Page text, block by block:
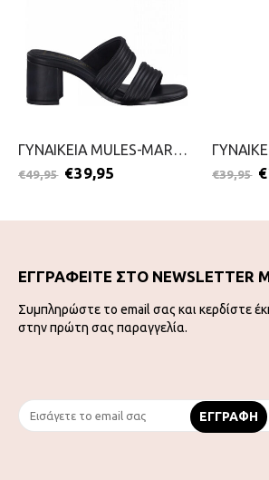
ΓΥΝΑΙΚΕΙΑ MULES-MARCO TOZZI-2299-0087-ΜΑΥΡΟ
€49,95 €39,95 €39,95 €
ΕΓΓΡΑΦΕΙΤΕ ΣΤΟ NEWSLETTER
Συμπληρώστε το email σας και κερδίστε
στην πρώτη σας παραγγελία.